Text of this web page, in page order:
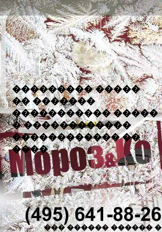
��������� �����
�� �������
����������� �����
� ������������
������������ ��
����
��� ������ ������ �